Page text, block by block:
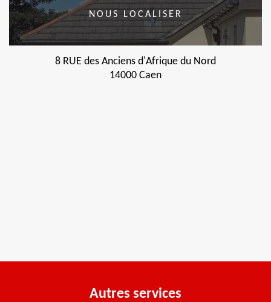
NOUS LOCALISER
8 RUE des Anciens d'Afrique du Nord
14000 Caen
Autres services